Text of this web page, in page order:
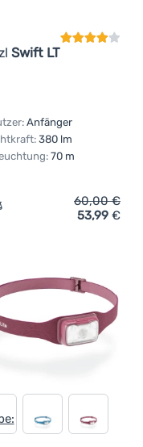
T' hinzufügen
Swift LT
Anfänger
380 lm
70 m
Vergleich
60,00€
53,99 €